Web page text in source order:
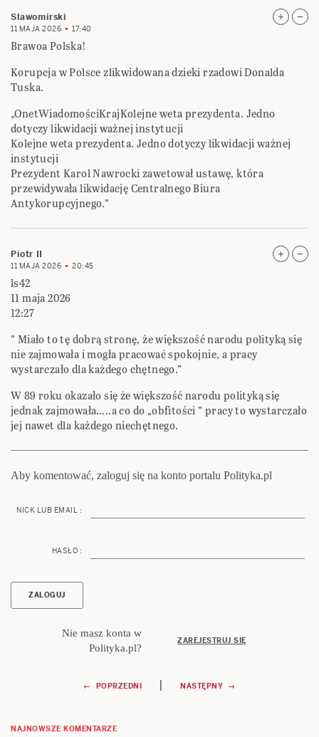
Slawomirski
11 MAJA 2026 17:40
Brawoa Polska!
Korupcja w Polsce zlikwidowana dzieki rzadowi Donalda
Tuska.
„OnetWiadomościKrajKolejne weta prezydenta. Jedno
dotyczy likwidacji ważnej instytucji
Kolejne weta prezydenta. Jedno dotyczy likwidacji ważnej
instytucji
Prezydent Karol Nawrocki zawetował ustawę, która
przewidywała likwidację Centralnego Biura
Antykorupcyjnego.”
Piotr II
11 MAJA 2026 20:45
ls42
11 maja 2026
12:27
” Miało to tę dobrą stronę, że większość narodu polityką się
nie zajmowała i mogła pracować spokojnie, a pracy
wystarczało dla każdego chętnego.”
W 89 roku okazało się że większość narodu polityką się
jednak zajmowała…..a co do „obfitości ” pracy to wystarczało
jej nawet dla każdego niechętnego.
Aby komentować, zaloguj się na konto portalu Polityka.pl
NICK LUB EMAIL :
HASŁO :
Nie masz konta w
Polityka.pl?
ZAREJESTRUJ SIĘ
Nawigacja
wpisu
← POPRZEDNI | NASTĘPNY →
NAJNOWSZE KOMENTARZE